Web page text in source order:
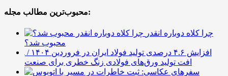
محبوب‌ترین مطالب مجله:
چرا کلاه دوباره انقدر
محبوب شد؟
افزایش ۴.۶ درصدی تولید فولاد ایران در فروردین ۱۴۰۴ /
افت تولید ورق‌های فولادی زنگ خطری برای صنعت